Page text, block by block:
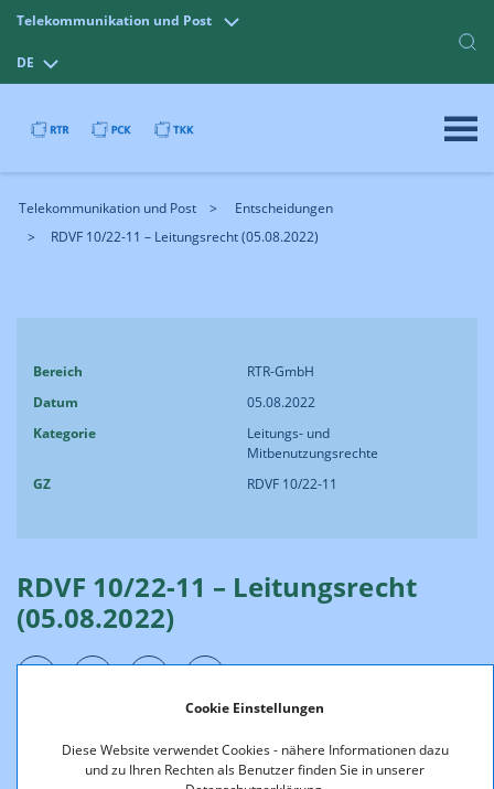
Cookie Einstellungen
Diese Website verwendet Cookies - nähere Informationen dazu
und zu Ihren Rechten als Benutzer finden Sie in unserer
Telekommunikation und Post
DE
Telekommunikation und Post
Entscheidungen
RDVF 10/22-11 – Leitungsrecht (05.08.2022)
Bereich
RTR-GmbH
Datum
05.08.2022
Kategorie
Leitungs- und
Mitbenutzungsrechte
GZ
RDVF 10/22-11
RDVF 10/22-11 – Leitungsrecht
(05.08.2022)
Die RTR hat mit Bescheid vom 05. August 2022 über Antrag
gemäß §§ 51, 54, 78, 194 Abs 1 Telekommunikationsgesetz